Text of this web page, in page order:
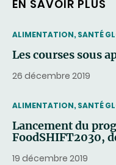
EN SAVOIR PLUS
THEMATIC
ALIMENTATION, SANTÉ
Les courses sous
26 décembre 2019
THEMATIC
ALIMENTATION, SANTÉ
Lancement du
FoodSHIFT2030,
19 décembre 2019